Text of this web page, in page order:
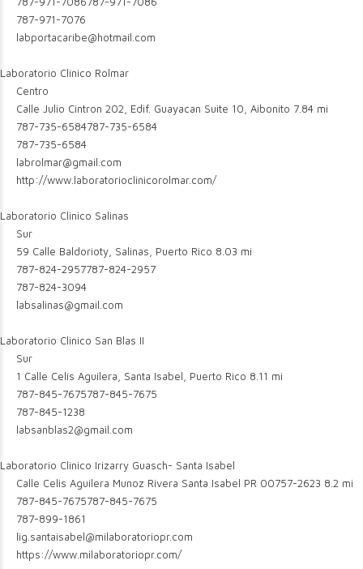
787-971-7076
labportacaribe@hotmail.com
Laboratorio Clinico Rolmar
Centro
Calle Julio Cintron 202, Edif. Guayacan Suite 10, Aibonito 7.84 mi
787-735-6584787-735-6584
787-735-6584
labrolmar@gmail.com
http://www.laboratorioclinicorolmar.com/
Laboratorio Clinico Salinas
Sur
59 Calle Baldorioty, Salinas, Puerto Rico 8.03 mi
787-824-2957787-824-2957
787-824-3094
labsalinas@gmail.com
Laboratorio Clinico San Blas II
Sur
1 Calle Celís Aguilera, Santa Isabel, Puerto Rico 8.11 mi
787-845-7675787-845-7675
787-845-1238
labsanblas2@gmail.com
Laboratorio Clinico Irizarry Guasch- Santa Isabel
Calle Celis Aguilera Munoz Rivera Santa Isabel PR 00757-2623 8.2 mi
787-845-7675787-845-7675
787-899-1861
lig.santaisabel@milaboratoriopr.com
https://www.milaboratoriopr.com/